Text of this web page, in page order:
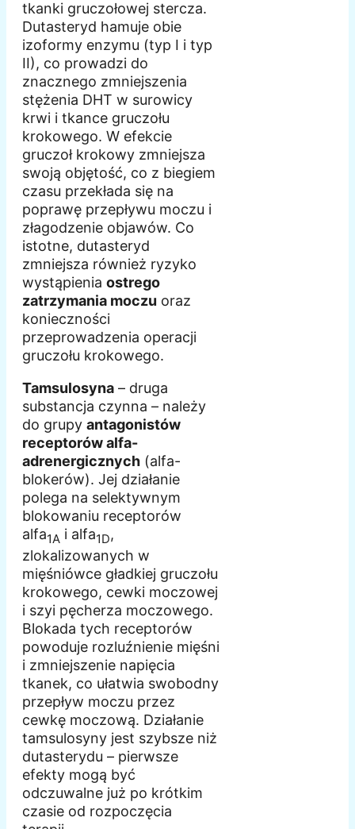
tkanki gruczołowej stercza.
Dutasteryd hamuje obie
izoformy enzymu (typ I i typ
II), co prowadzi do
znacznego zmniejszenia
stężenia DHT w surowicy
krwi i tkance gruczołu
krokowego. W efekcie
gruczoł krokowy zmniejsza
swoją objętość, co z biegiem
czasu przekłada się na
poprawę przepływu moczu i
złagodzenie objawów. Co
istotne, dutasteryd
zmniejsza również ryzyko
wystąpienia ostrego
zatrzymania moczu oraz
konieczności
przeprowadzenia operacji
gruczołu krokowego.
Tamsulosyna – druga
substancja czynna – należy
do grupy antagonistów
receptorów alfa-
adrenergicznych (alfa-
blokerów). Jej działanie
polega na selektywnym
blokowaniu receptorów
alfa1A i alfa1D,
zlokalizowanych w
mięśniówce gładkiej gruczołu
krokowego, cewki moczowej
i szyi pęcherza moczowego.
Blokada tych receptorów
powoduje rozluźnienie mięśni
i zmniejszenie napięcia
tkanek, co ułatwia swobodny
przepływ moczu przez
cewkę moczową. Działanie
tamsulosyny jest szybsze niż
dutasterydu – pierwsze
efekty mogą być
odczuwalne już po krótkim
czasie od rozpoczęcia